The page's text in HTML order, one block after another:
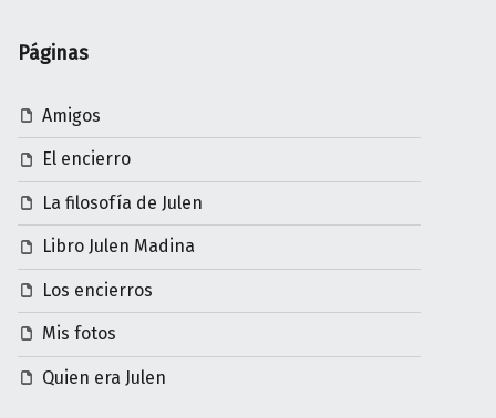
Páginas
Amigos
El encierro
La filosofía de Julen
Libro Julen Madina
Los encierros
Mis fotos
Quien era Julen